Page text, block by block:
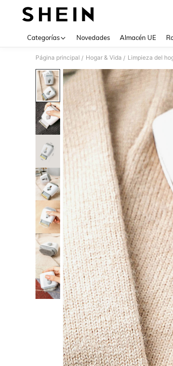
Categorías Novedades Almacén UE
Página principal / Hogar & Vida / Limpieza del